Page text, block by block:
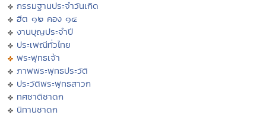
กรรมฐานประจำวันเกิด
ฮีต ๑๒ คอง ๑๔
งานบุญประจำปี
ประเพณีทั่วไทย
พระพุทธเจ้า
ภาพพระพุทธประวัติ
ประวัติพระพุทธสาวก
ทศชาติชาดก
นิทานชาดก